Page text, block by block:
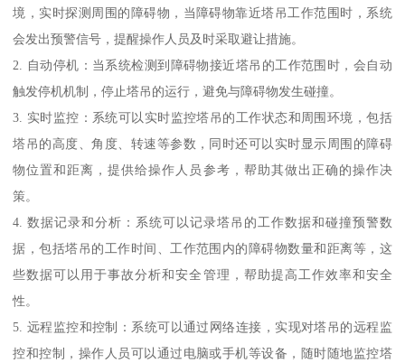
境，实时探测周围的障碍物，当障碍物靠近塔吊工作范围时，系统
会发出预警信号，提醒操作人员及时采取避让措施。
2. 自动停机：当系统检测到障碍物接近塔吊的工作范围时，会自动
触发停机机制，停止塔吊的运行，避免与障碍物发生碰撞。
3. 实时监控：系统可以实时监控塔吊的工作状态和周围环境，包括
塔吊的高度、角度、转速等参数，同时还可以实时显示周围的障碍
物位置和距离，提供给操作人员参考，帮助其做出正确的操作决
策。
4. 数据记录和分析：系统可以记录塔吊的工作数据和碰撞预警数
据，包括塔吊的工作时间、工作范围内的障碍物数量和距离等，这
些数据可以用于事故分析和安全管理，帮助提高工作效率和安全
性。
5. 远程监控和控制：系统可以通过网络连接，实现对塔吊的远程监
控和控制，操作人员可以通过电脑或手机等设备，随时随地监控塔